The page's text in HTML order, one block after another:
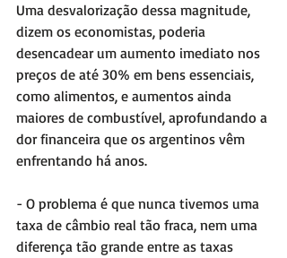
Uma desvalorização dessa magnitude,
dizem os economistas, poderia
desencadear um aumento imediato nos
preços de até 30% em bens essenciais,
como alimentos, e aumentos ainda
maiores de combustível, aprofundando a
dor financeira que os argentinos vêm
enfrentando há anos.
- O problema é que nunca tivemos uma
taxa de câmbio real tão fraca, nem uma
diferença tão grande entre as taxas